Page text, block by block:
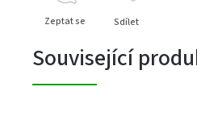
Zeptat se Sdílet
Související